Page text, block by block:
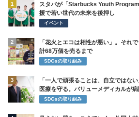
1
スタバが「Starbucks Youth
援で若い世代の未来を後押し
イベント
2
「花火とエコは相性が悪い」。それ
計68万個を売るまで
SDGsの取り組み
3
「一人で頑張ることは、自立ではな
医療を守る。バリューメディカルが
SDGsの取り組み